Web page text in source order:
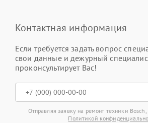
Контактная информация
Если требуется задать вопрос
свои данные и дежурный
проконсультирует Вас!
Отправляя заявку на ремонт техники
Политикой